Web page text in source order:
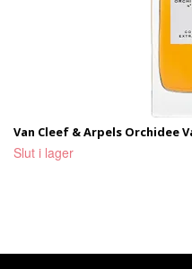
Van Cleef & Arpels Orchidee
Slut i lager